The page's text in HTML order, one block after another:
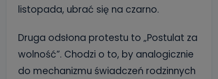
listopada, ubrać się na czarno.
Druga odsłona protestu to „Postulat za
wolność”. Chodzi o to, by analogicznie
do mechanizmu świadczeń rodzinnych